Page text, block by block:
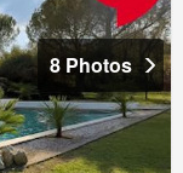
8 Photos